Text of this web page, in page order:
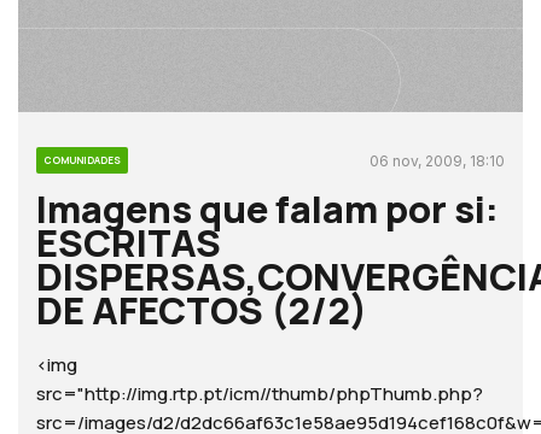
COMUNIDADES 06 nov, 2009, 18:10
Imagens que falam por si:
ESCRITAS
DE AFECTOS (2/2)
<img
src="http://img.rtp.pt/icm//thumb/phpThumb.php?
src=/images/d2/